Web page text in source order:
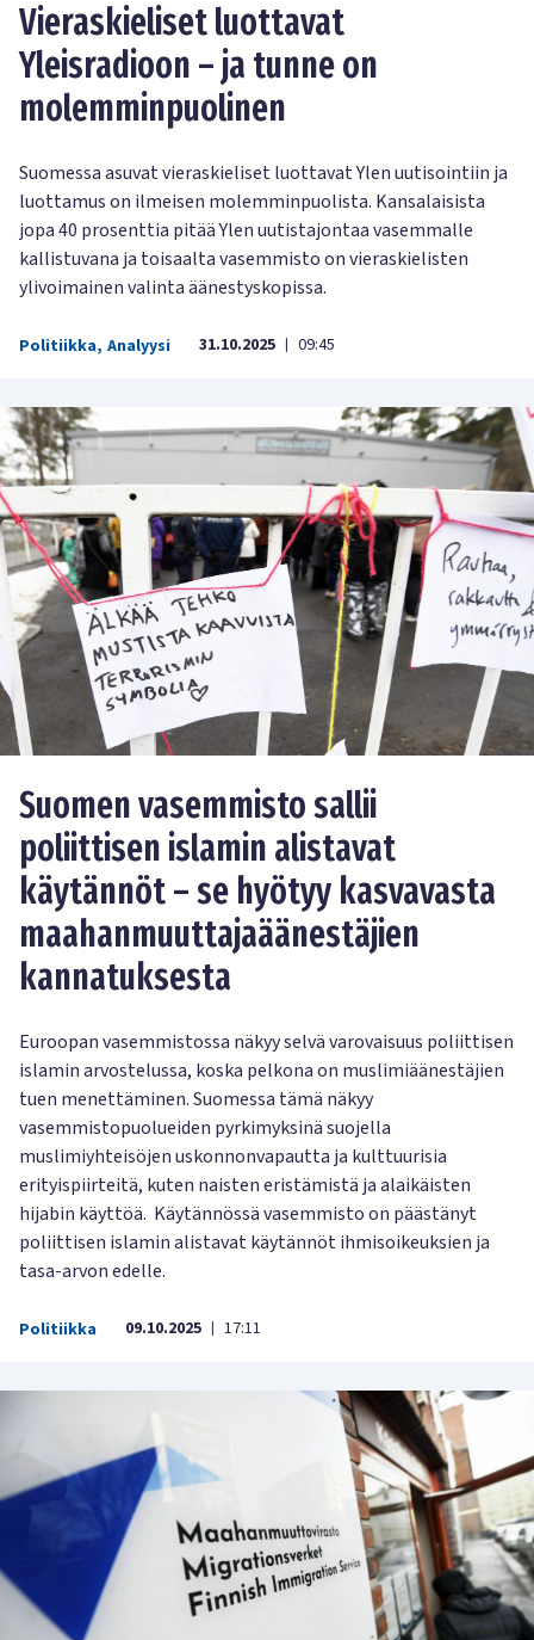
Vieraskieliset luottavat
Yleisradioon – ja tunne on
molemminpuolinen
Suomessa asuvat vieraskieliset luottavat Ylen uutisointiin ja
luottamus on ilmeisen molemminpuolista. Kansalaisista
jopa 40 prosenttia pitää Ylen uutistajontaa vasemmalle
kallistuvana ja toisaalta vasemmisto on vieraskielisten
ylivoimainen valinta äänestyskopissa.
Politiikka, Analyysi 31.10.2025 | 09:45
Suomen vasemmisto sallii
poliittisen islamin alistavat
käytännöt – se hyötyy kasvavasta
maahanmuuttajaäänestäjien
kannatuksesta
Euroopan vasemmistossa näkyy selvä varovaisuus poliittisen
islamin arvostelussa, koska pelkona on muslimiäänestäjien
tuen menettäminen. Suomessa tämä näkyy
vasemmistopuolueiden pyrkimyksinä suojella
muslimiyhteisöjen uskonnonvapautta ja kulttuurisia
erityispiirteitä, kuten naisten eristämistä ja alaikäisten
hijabin käyttöä. Käytännössä vasemmisto on päästänyt
poliittisen islamin alistavat käytännöt ihmisoikeuksien ja
tasa-arvon edelle.
Politiikka 09.10.2025 | 17:11